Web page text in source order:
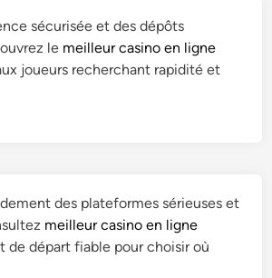
sécurisée et des dépôts
le meilleur casino en ligne
joueurs recherchant rapidité et
des plateformes sérieuses et
meilleur casino en ligne
de départ fiable pour choisir où